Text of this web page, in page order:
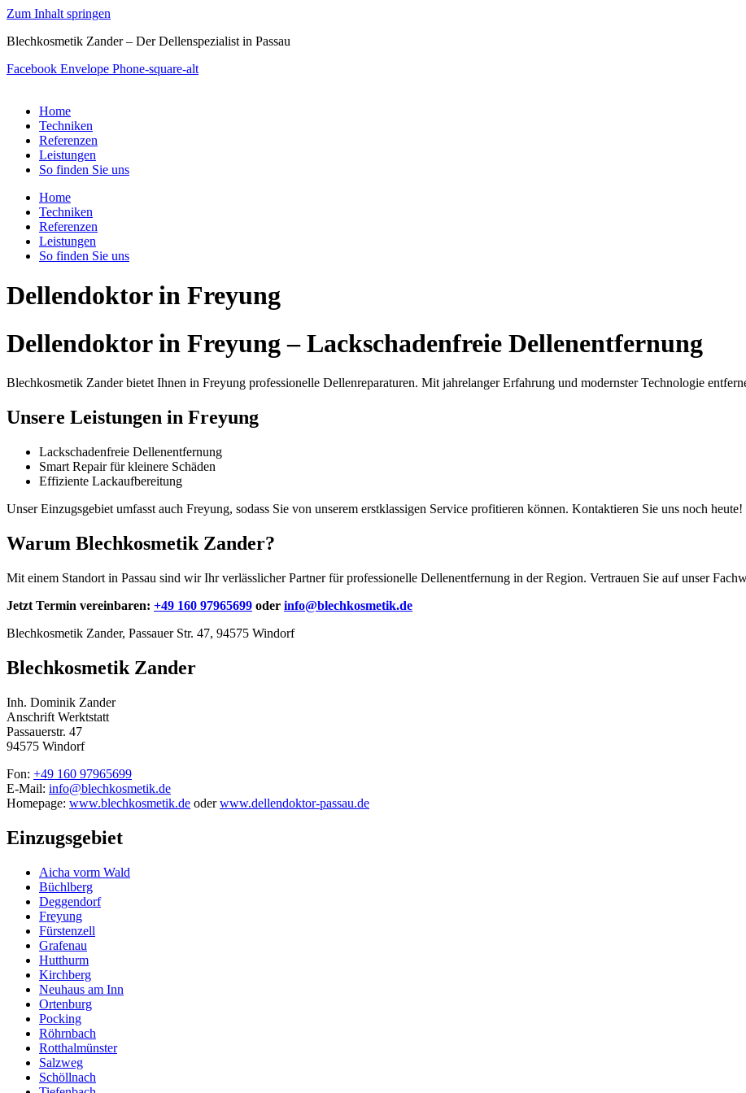
Zum Inhalt springen
Blechkosmetik Zander – Der Dellenspezialist in Passau
Facebook Envelope Phone-square-alt
Home
Techniken
Referenzen
Leistungen
So finden Sie uns
Home
Techniken
Referenzen
Leistungen
So finden Sie uns
Dellendoktor in Freyung
Dellendoktor in Freyung – Lackschadenfreie Dellenentfernung
Blechkosmetik Zander bietet Ihnen in Freyung professionelle Dellenreparaturen. Mit jahrelanger Erfahrung und modernster Technologie
Unsere Leistungen in Freyung
Lackschadenfreie Dellenentfernung
Smart Repair für kleinere Schäden
Effiziente Lackaufbereitung
Unser Einzugsgebiet umfasst auch Freyung, sodass Sie von unserem erstklassigen Service profitieren können. Kontaktieren Sie uns noch heute!
Warum Blechkosmetik Zander?
Mit einem Standort in Passau sind wir Ihr verlässlicher Partner für professionelle Dellenentfernung in der Region. Vertrauen Sie auf unser
Jetzt Termin vereinbaren: +49 160 97965699 oder info@blechkosmetik.de
Blechkosmetik Zander, Passauer Str. 47, 94575 Windorf
Blechkosmetik Zander
Inh. Dominik Zander
Anschrift Werktstatt
Passauerstr. 47
94575 Windorf
Fon: +49 160 97965699
E-Mail: info@blechkosmetik.de
Homepage: www.blechkosmetik.de oderwww.dellendoktor-passau.de
Einzugsgebiet
Aicha vorm Wald
Büchlberg
Deggendorf
Freyung
Fürstenzell
Grafenau
Hutthurm
Kirchberg
Neuhaus am Inn
Ortenburg
Pocking
Röhrnbach
Rotthalmünster
Salzweg
Schöllnach